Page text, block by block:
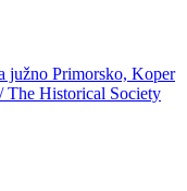
južno Primorsko, Koper
The Historical Society